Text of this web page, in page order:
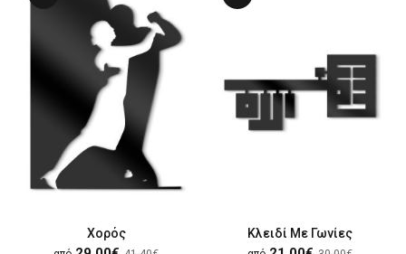
Χορός Κλειδί Με Γωνίες